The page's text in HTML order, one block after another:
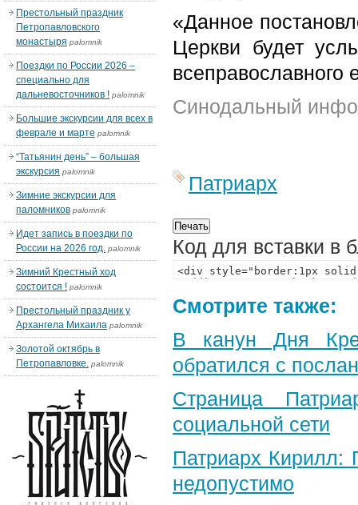
«Данное
Церкви будет
всеправославного
Синодальный
Патриарх
Код для вставки в
Смотрите также:
В канун Дня
обратился с
Страница
социальной сети
Патриарх Кирилл:
недопустимо
Престольный праздник
Петропавловского
монастыря palomnik
Поездки по России 2026 –
специально для
дальневосточников ! palomnik
Большие экскурсии для всех в
феврале и марте palomnik
“Татьянин день” – большая
экскурсия palomnik
Зимние экскурсии для
паломников palomnik
Идет запись в поездки по
России на 2026 год. palomnik
Зимний Крестный ход
состоится ! palomnik
Престольный праздник у
Архангела Михаила palomnik
Золотой октябрь в
Петропавловке. palomnik